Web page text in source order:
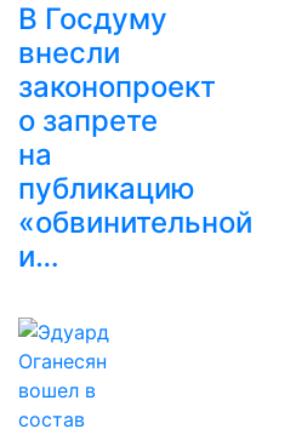
В Госдуму
внесли
законопроект
о запрете
на
публикацию
«обвинительной
и…